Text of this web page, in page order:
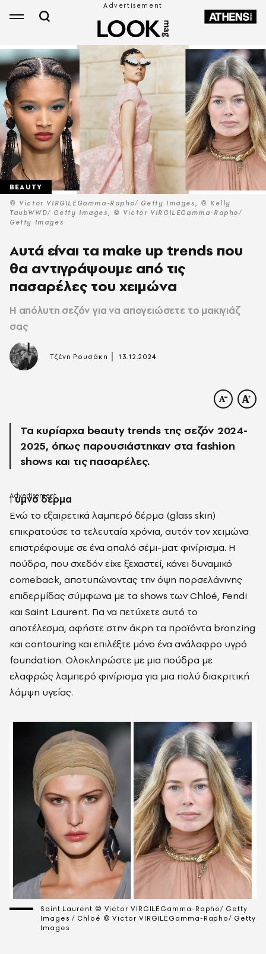
© Victor VIRGILEGamma-Rapho/ Getty Images, © Kelly
TaubWWD/ Getty Images, © Victor VIRGILEGamma-Rapho/
Getty Images
BEAUTY
Αυτά είναι τα make up trends που
θα αντιγράψουμε από τις
πασαρέλες του χειμώνα
Η απόλυτη σεζόν για να απογειώσετε το μακιγιάζ
σας
Τζένη Ρουσάκη 13.12.2024
Τα κυρίαρχα beauty trends της σεζόν 2024-
2025, όπως παρουσιάστηκαν στα fashion
shows και τις πασαρέλες.
Γυμνό δέρμα
Ενώ το εξαιρετικά λαμπερό δέρμα (glass skin)
επικρατούσε τα τελευταία χρόνια, αυτόν τον χειμώνα
επιστρέφουμε σε ένα απαλό σέμι-ματ φινίρισμα. Η
πούδρα, που σχεδόν είχε ξεχαστεί, κάνει δυναμικό
comeback, αποτυπώνοντας την όψη πορσελάνινης
επιδερμίδας σύμφωνα με τα shows των Chloé, Fendi
και Saint Laurent. Για να πετύχετε αυτό το
αποτέλεσμα, αφήστε στην άκρη τα προϊόντα bronzing
και contouring και επιλέξτε μόνο ένα ανάλαφρο υγρό
foundation. Ολοκληρώστε με μια πούδρα με
ελαφρώς λαμπερό φινίρισμα για μια πολύ διακριτική
λάμψη υγείας.
Saint Laurent © Victor VIRGILEGamma-Rapho/ Getty
Images / Chloé © Victor VIRGILEGamma-Rapho/ Getty
Images